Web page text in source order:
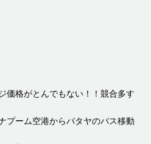
価格がとんでもない！！競合多す
ーム空港からパタヤのバス移動